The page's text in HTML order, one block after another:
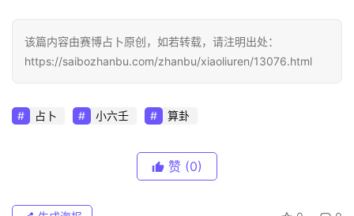
该篇内容由赛博占卜原创，如若转载，请注明出处：
https://saibozhanbu.com/zhanbu/xiaoliuren/13076.html
占卜 小六壬 算卦
赞 (0)